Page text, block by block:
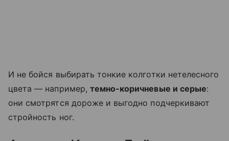
И не бойся выбирать тонкие колготки нетелесного
цвета — например, темно-коричневые и серые:
они смотрятся дороже и выгодно подчеркивают
стройность ног.